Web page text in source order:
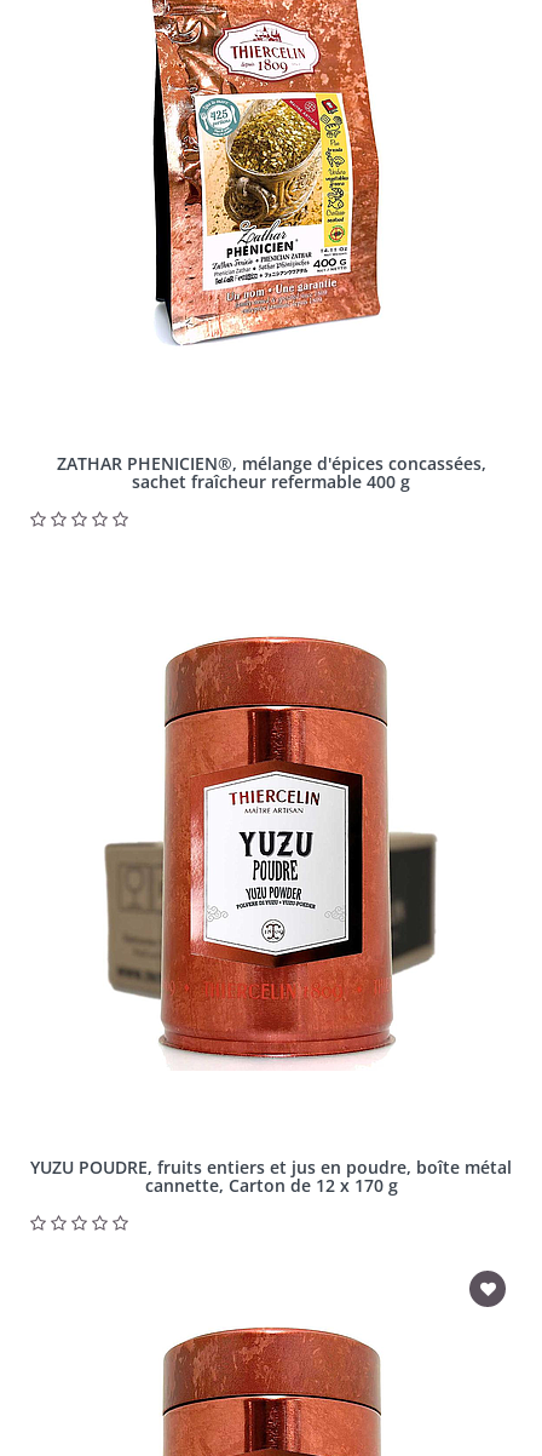
ZATHAR PHENICIEN®, mélange d'épices concassées,
sachet fraîcheur refermable 400 g
YUZU POUDRE, fruits entiers et jus en poudre, boîte métal
cannette, Carton de 12 x 170 g